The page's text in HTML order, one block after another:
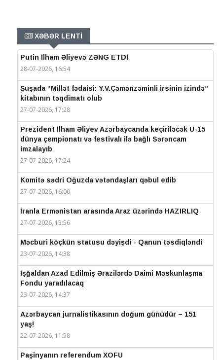
XƏBƏR LENTİ
Putin İlham Əliyevə ZƏNG ETDİ
28-07-2026, 16:54
Şuşada “Millət fədaisi: Y.V.Çəmənzəminli irsinin izində”
kitabının təqdimatı olub
27-07-2026, 17:28
Prezident İlham Əliyev Azərbaycanda keçiriləcək U-15
dünya çempionatı və festivalı ilə bağlı Sərəncam
imzalayıb
27-07-2026, 17:24
Komitə sədri Oğuzda vətəndaşları qəbul edib
27-07-2026, 16:00
İranla Ermənistan arasında Araz üzərində HAZIRLIQ
27-07-2026, 15:56
Məcburi köçkün statusu dəyişdi - Qanun təsdiqləndi
23-07-2026, 14:38
İşğaldan Azad Edilmiş Ərazilərdə Daimi Məskunlaşma
Fondu yaradılacaq
23-07-2026, 14:37
Azərbaycan jurnalistikasının doğum günüdür – 151
yaş!
22-07-2026, 11:58
Paşinyanın referendum XOFU